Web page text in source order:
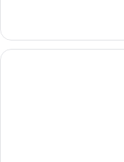
le
type
de